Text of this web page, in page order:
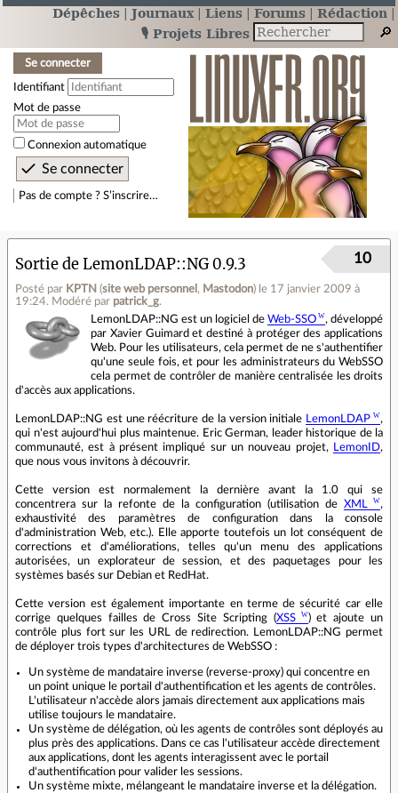
Dépêches Journaux Liens Forums
Rédaction
🎙️ Projets Libres
Se connecter
Identifiant
Mot de passe
Connexion automatique
Pas de compte ? S’inscrire…
Sortie de LemonLDAP::NG 0.9.3
Posté par KPTN (site web personnel , Mastodon) le 17 janvier 2009 à
19:24. Modéré par patrick_g.
10
LemonLDAP::NG est un logiciel de Web-SSO
, développé
par Xavier Guimard et destiné à protéger des applications
Web. Pour les utilisateurs, cela permet de ne s'authentifier
qu'une seule fois, et pour les administrateurs du WebSSO
cela permet de contrôler de manière centralisée les droits
d'accès aux applications.
LemonLDAP::NG est une réécriture de la version initiale LemonLDAP
,
qui n'est aujourd'hui plus maintenue. Eric German, leader historique de la
communauté, est à présent impliqué sur un nouveau projet,
LemonID,
que nous vous invitons à découvrir.
Cette version est normalement la dernière avant la 1.0 qui se
concentrera sur la refonte de la configuration (utilisation de XML
,
exhaustivité des paramètres de configuration dans la console
d'administration Web, etc.). Elle apporte toutefois un lot conséquent de
corrections et d'améliorations, telles qu'un menu des applications
autorisées, un explorateur de session, et des paquetages pour les
systèmes basés sur Debian et RedHat.
Cette version est également importante en terme de sécurité car elle
corrige quelques failles de Cross Site Scripting (XSS
) et ajoute un
contrôle plus fort sur les URL de redirection. LemonLDAP::NG permet
de déployer trois types d'architectures de WebSSO :
Un système de mandataire inverse (reverse-proxy) qui concentre en
un point unique le portail d'authentification et les agents de contrôles.
L'utilisateur n'accède alors jamais directement aux applications mais
utilise toujours le mandataire.
Un système de délégation, où les agents de contrôles sont déployés au
plus près des applications. Dans ce cas l'utilisateur accède directement
aux applications, dont les agents interagissent avec le portail
d'authentification pour valider les sessions.
Un système mixte, mélangeant le mandataire inverse et la délégation.